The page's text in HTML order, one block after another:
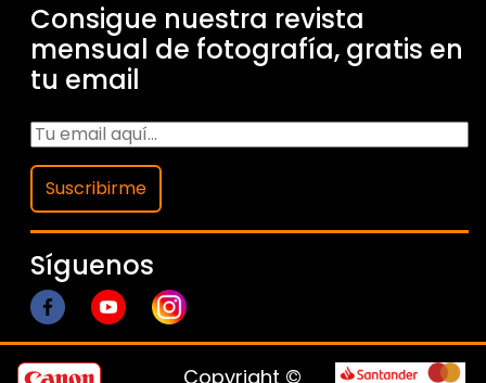
Consigue nuestra revista
mensual de fotografía, gratis en
tu email
Suscribirme
Síguenos
Copyright ©